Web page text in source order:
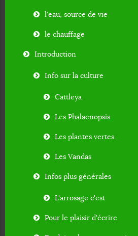
l'eau, source de vie
le chauffage
Introduction
Info sur la culture
Cattleya
Les Phalaenopsis
Les plantes vertes
Les Vandas
Infos plus générales
L'arrosage c'est
Pour le plaisir d'écrire